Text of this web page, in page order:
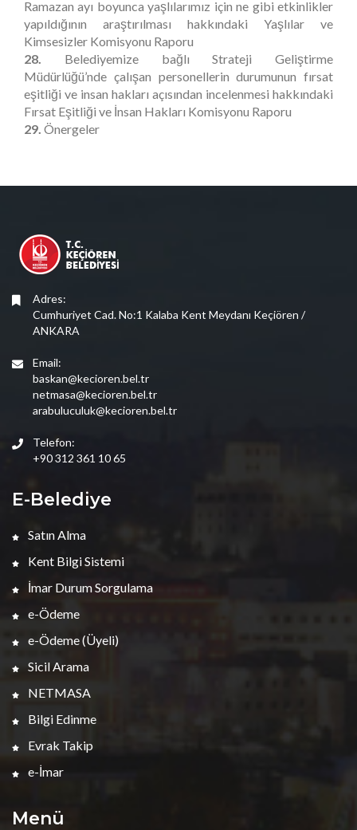
Ramazan ayı boyunca yaşlılarımız için ne gibi etkinlikler
yapıldığının araştırılması hakkındaki Yaşlılar ve
Kimsesizler Komisyonu Raporu
28. Belediyemize bağlı Strateji Geliştirme
Müdürlüğü’nde çalışan personellerin durumunun fırsat
eşitliği ve insan hakları açısından incelenmesi hakkındaki
Fırsat Eşitliği ve İnsan Hakları Komisyonu Raporu
29. Önergeler
Adres:
Cumhuriyet Cad. No:1 Kalaba Kent Meydanı Keçiören /
ANKARA
Email:
baskan@kecioren.bel.tr
netmasa@kecioren.bel.tr
arabuluculuk@kecioren.bel.tr
Telefon:
+90 312 361 10 65
E-Belediye
Satın Alma
Kent Bilgi Sistemi
İmar Durum Sorgulama
e-Ödeme
e-Ödeme (Üyeli)
Sicil Arama
NETMASA
Bilgi Edinme
Evrak Takip
e-İmar
Menü